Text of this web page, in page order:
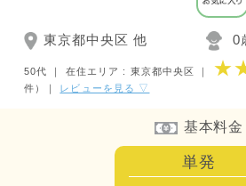
東京都中央区 他 0
50代 ｜ 在住エリア : 東京都中央区
件）
レビューを見る ▽
基本料金
単発